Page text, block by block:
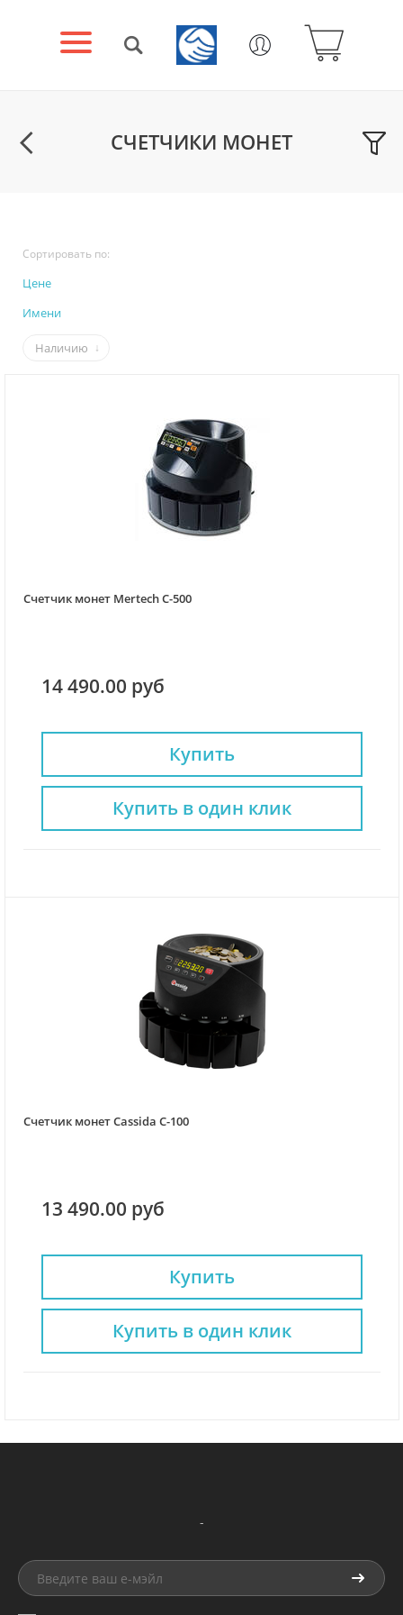
СЧЕТЧИКИ МОНЕТ
Сортировать по:
Цене
Имени
Наличию
Счетчик монет Mertech C-500
14 490.00 руб
Купить
Купить в один клик
Счетчик монет Cassida С-100
13 490.00 руб
Купить
Купить в один клик
-